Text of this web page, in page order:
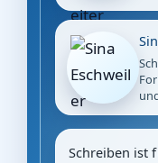
Schreiben ist